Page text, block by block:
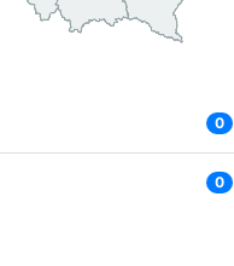
0
0